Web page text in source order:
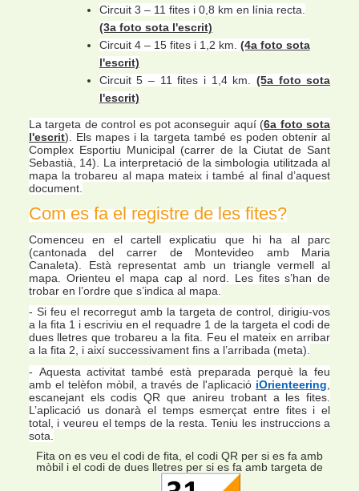
Circuit 3 – 11 fites i 0,8 km en línia recta.
(3a foto sota l'escrit)
Circuit 4 – 15 fites i 1,2 km. (4a foto sota
l'escrit)
Circuit 5 – 11 fites i 1,4 km. (5a foto sota
l'escrit)
La targeta de control es pot aconseguir aquí (6a fotosota
l'escrit). Els mapes i la targeta també es poden obtenir al
Complex Esportiu Municipal (carrer de la Ciutat de Sant
Sebastià, 14). La interpretació de la simbologia utilitzada al
mapa la trobareu al mapa mateix i també al final d’aquest
document.
Com es fa el registre de les fites?
Comenceu en el cartell explicatiu que hi ha al parc
(cantonada del carrer de Montevideo amb Maria
Canaleta). Està representat amb un triangle vermell al
mapa. Orienteu el mapa cap al nord. Les fites s’han de
trobar en l’ordre que s’indica al mapa.
- Si feu el recorregut amb la targeta de control, dirigiu-vos
a la fita 1 i escriviu en el requadre 1 de la targeta el codi de
dues lletres que trobareu a la fita. Feu el mateix en arribar
a la fita 2, i així successivament fins a l’arribada (meta).
- Aquesta activitat també està preparada perquè la feu
amb el telèfon mòbil, a través de l'aplicació iOrienteering
escanejant els codis QR que anireu trobant a les fites.
L’aplicació us donarà el temps esmerçat entre fites i el
total, i veureu el temps de la resta. Teniu les instruccions a
sota.
Fita on es veu el codi de fita, el codi QR per si es fa amb
mòbil i el codi de dues lletres per si es fa amb targeta de